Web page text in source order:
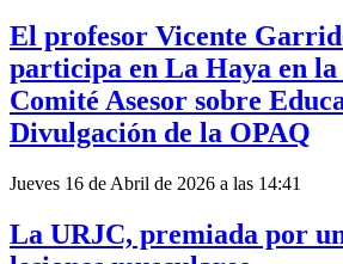
El profesor Vicente
participa en La Haya en la
Comité Asesor sobre
Divulgación de la OPAQ
Jueves 16 de Abril de 2026 a las 14:41
La URJC, premiada por